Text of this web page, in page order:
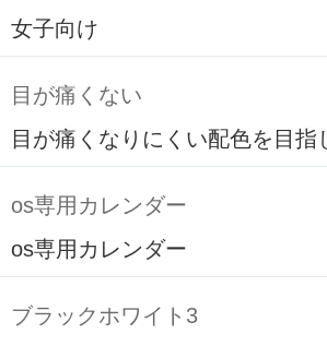
女子向け
目が痛くない
目が痛くなりにくい配色を目指
os専用カレンダー
os専用カレンダー
ブラックホワイト3